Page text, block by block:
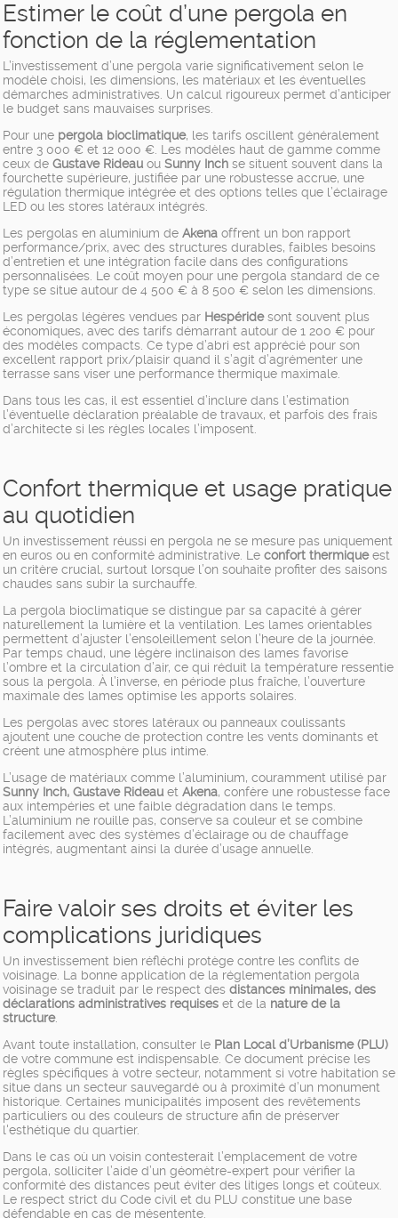
Estimer le coût d’une pergola en
fonction de la réglementation
L’investissement d’une pergola varie significativement selon le
modèle choisi, les dimensions, les matériaux et les éventuelles
démarches administratives. Un calcul rigoureux permet d’anticiper
le budget sans mauvaises surprises.
Pour une pergola bioclimatique, les tarifs oscillent généralement
entre 3 000 € et 12 000 €. Les modèles haut de gamme comme
ceux de Gustave Rideau ou Sunny Inch se situent souvent dans la
fourchette supérieure, justifiée par une robustesse accrue, une
régulation thermique intégrée et des options telles que l’éclairage
LED ou les stores latéraux intégrés.
Les pergolas en aluminium de Akena offrent un bon rapport
performance/prix, avec des structures durables, faibles besoins
d’entretien et une intégration facile dans des configurations
personnalisées. Le coût moyen pour une pergola standard de ce
type se situe autour de 4 500 € à 8 500 € selon les dimensions.
Les pergolas légères vendues par Hespéridesont souvent plus
économiques, avec des tarifs démarrant autour de 1 200 € pour
des modèles compacts. Ce type d’abri est apprécié pour son
excellent rapport prix/plaisir quand il s’agit d’agrémenter une
terrasse sans viser une performance thermique maximale.
Dans tous les cas, il est essentiel d’inclure dans l’estimation
l’éventuelle déclaration préalable de travaux, et parfois des frais
d’architecte si les règles locales l’imposent.
Confort thermique et usage pratique
au quotidien
Un investissement réussi en pergola ne se mesure pas uniquement
en euros ou en conformité administrative. Le confort thermiqueest
un critère crucial, surtout lorsque l’on souhaite profiter des saisons
chaudes sans subir la surchauffe.
La pergola bioclimatique se distingue par sa capacité à gérer
naturellement la lumière et la ventilation. Les lames orientables
permettent d’ajuster l’ensoleillement selon l’heure de la journée.
Par temps chaud, une légère inclinaison des lames favorise
l’ombre et la circulation d’air, ce qui réduit la température ressentie
sous la pergola. À l’inverse, en période plus fraîche, l’ouverture
maximale des lames optimise les apports solaires.
Les pergolas avec stores latéraux ou panneaux coulissants
ajoutent une couche de protection contre les vents dominants et
créent une atmosphère plus intime.
L’usage de matériaux comme l’aluminium, couramment utilisé par
Sunny Inch, Gustave Rideau et Akena, confère une robustesse face
aux intempéries et une faible dégradation dans le temps.
L’aluminium ne rouille pas, conserve sa couleur et se combine
facilement avec des systèmes d’éclairage ou de chauffage
intégrés, augmentant ainsi la durée d’usage annuelle.
Faire valoir ses droits et éviter les
complications juridiques
Un investissement bien réfléchi protège contre les conflits de
voisinage. La bonne application de la réglementation pergola
voisinage se traduit par le respect des distances minimales, des
déclarations administratives requises et de la nature de la
structure.
Avant toute installation, consulter le Plan Local d’Urbanisme (PLU)
de votre commune est indispensable. Ce document précise les
règles spécifiques à votre secteur, notamment si votre habitation se
situe dans un secteur sauvegardé ou à proximité d’un monument
historique. Certaines municipalités imposent des revêtements
particuliers ou des couleurs de structure afin de préserver
l'esthétique du quartier.
Dans le cas où un voisin contesterait l’emplacement de votre
pergola, solliciter l’aide d’un géomètre-expert pour vérifier la
conformité des distances peut éviter des litiges longs et coûteux.
Le respect strict du Code civil et du PLU constitue une base
défendable en cas de mésentente.